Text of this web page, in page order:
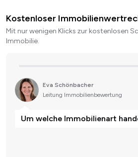
Kostenloser
Mit nur wenigen Klicks zur kostenlosen
Immobilie.